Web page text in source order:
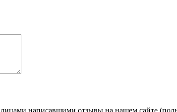
написавшими отзывы на нашем сайте